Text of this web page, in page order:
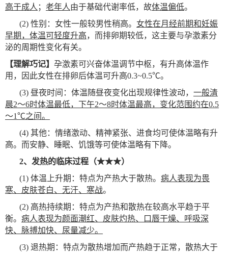
高于成人 ； 老年人由于基础代谢率低，故体温偏低。
(2) 性别：女性一般较男性稍高。 女性在月经前期和妊娠
早期，体温可轻度升高，而排卵期较低，这主要与孕激素分
泌的周期性变化有关。
【理解巧记】 孕激素可兴奋体温调节中枢，有升高体温作
用，因此女性在排卵后体温可升高0.3~0.5℃。
(3) 昼夜时间：体温随昼夜变化出现规律性波动， 一般清
晨2～6时体温最低，下午2～8时体温最高，变化范围约在0.5
～1℃之间。
(4) 其他：情绪激动、精神紧张、进食均可使体温略有升
高。而安静、睡眠、饥饿等可使体温略有下降。
2、发热的临床过程（★★★）
(1) 体温上升期：特点为产热大于散热。 病人表现为畏
寒、皮肤苍白、无汗、寒战。
(2) 高热持续期：特点为产热和散热在较高水平趋于平
衡。 病人表现为颜面潮红、皮肤灼热、口唇干燥、呼吸深
快、脉搏加快、尿量减少。
(3) 退热期：特点为散热增加而产热趋于正常，散热大于